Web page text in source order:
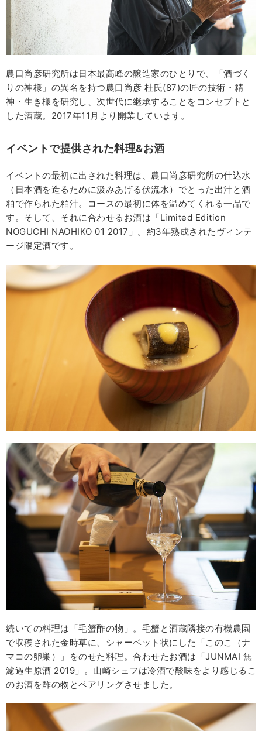
農口尚彦研究所は日本最高峰の醸造家のひとりで、「酒づく
りの神様」の異名を持つ農口尚彦 杜氏(87)の匠の技術・精
神・生き様を研究し、次世代に継承することをコンセプトと
した酒蔵。2017年11月より開業しています。
イベントで提供された料理&お酒
イベントの最初に出された料理は、農口尚彦研究所の仕込水
（日本酒を造るために汲みあげる伏流水）でとった出汁と酒
粕で作られた粕汁。コースの最初に体を温めてくれる一品で
す。そして、それに合わせるお酒は「Limited Edition
NOGUCHI NAOHIKO 01 2017」。約3年熟成されたヴィンテ
ージ限定酒です。
続いての料理は「毛蟹酢の物」。毛蟹と酒蔵隣接の有機農園
で収穫された金時草に、シャーベット状にした「このこ（ナ
マコの卵巣）」をのせた料理。合わせたお酒は「JUNMAI 無
濾過生原酒 2019」。山崎シェフは冷酒で酸味をより感じるこ
のお酒を酢の物とペアリングさせました。